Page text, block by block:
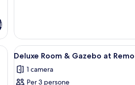
mani e corpo, sapone per le mani, un
Apri
tutte
le
Area
6
Deluxe Room & Gazebo at
1 camera
Per 3 persone